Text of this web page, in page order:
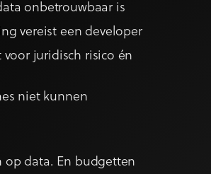
onbetrouwbaar is
vereist een developer
juridisch risico én
niet kunnen
op data. En budgetten